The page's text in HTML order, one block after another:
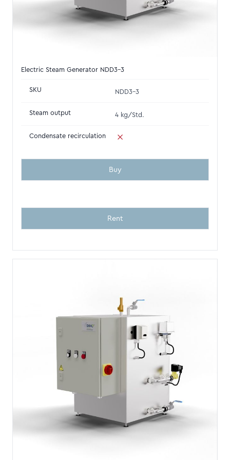
Electric Steam Generator NDD3-3
SKU NDD3-3
Steam output 4 kg/Std.
Condensate recirculation
Buy
Rent